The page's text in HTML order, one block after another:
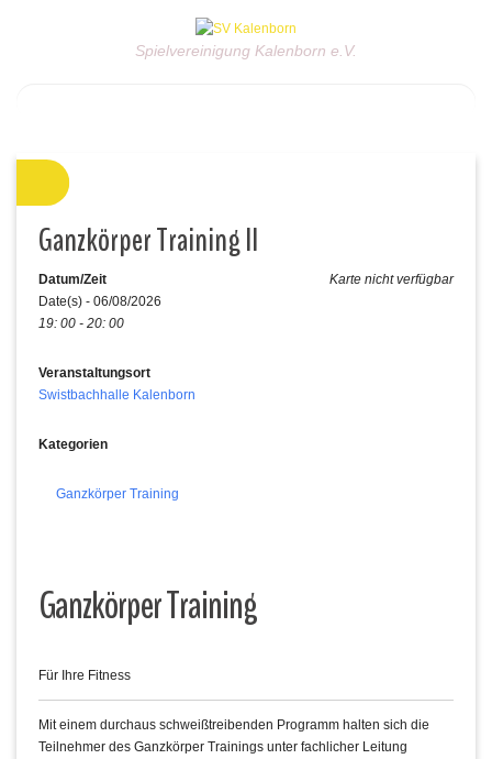
Spielvereinigung Kalenborn e.V.
Ganzkörper Training II
Karte nicht verfügbar
Datum/Zeit
Date(s) - 06/08/2026
19: 00 - 20: 00
Veranstaltungsort
Swistbachhalle Kalenborn
Kategorien
Ganzkörper Training
Ganzkörper Training
Für Ihre Fitness
Mit einem durchaus schweißtreibenden Programm halten sich die
Teilnehmer des Ganzkörper Trainings unter fachlicher Leitung